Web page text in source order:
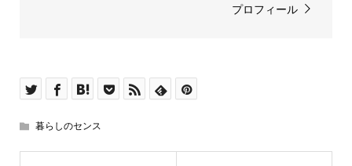
プロフィール
暮らしのセンス